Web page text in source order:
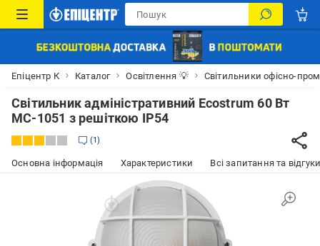
Епіцентр К Каталог Освітлення 💡 Світильники офісно-
Світильник адміністративний Ecostrum 60 Вт
МС-1051 з решіткою IP54
1
Основна інформація Характеристики Всі запитання та